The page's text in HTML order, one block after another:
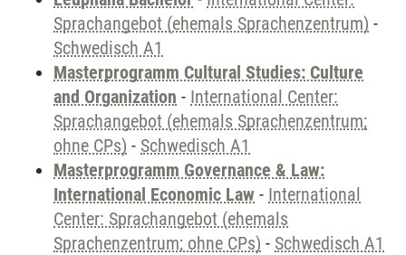
Sprachangebot (ehemals Sprachenzentrum) -
Schwedisch A1
Masterprogramm Cultural Studies: Culture
and Organization - International Center:
Sprachangebot (ehemals Sprachenzentrum;
ohne CPs) - Schwedisch A1
Masterprogramm Governance & Law:
International Economic Law - International
Center: Sprachangebot (ehemals
Sprachenzentrum; ohne CPs) - Schwedisch A1